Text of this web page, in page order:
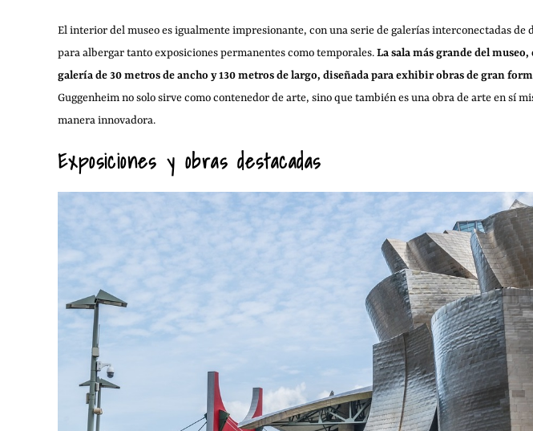
El interior del museo es igualmente impresionante, con una serie de galerías interconectadas de
para albergar tanto exposiciones permanentes como temporales.La sala más grande del
galería de 30 metros de ancho y 130 metros de largo, diseñada para exhibir obras de gran
Guggenheim no solo sirve como contenedor de arte, sino que también es una obra de arte en sí
manera innovadora.
Exposiciones y obras destacadas